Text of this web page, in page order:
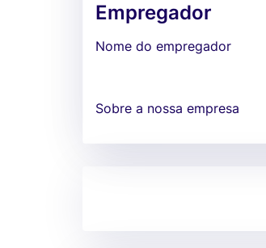
Empregador
Nome do empregador
Sobre a nossa empresa